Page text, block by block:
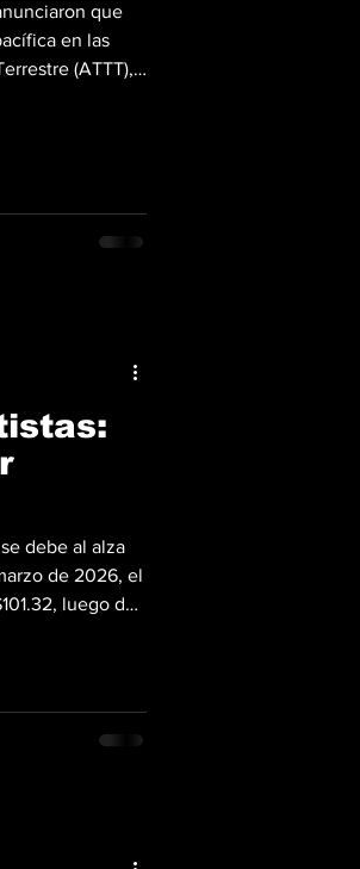
que
en las
(ATTT),
debe al alza
de 2026, el
luego del
Oeste